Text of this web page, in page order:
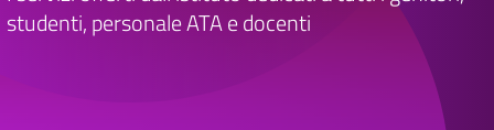
studenti, personale ATA e docenti